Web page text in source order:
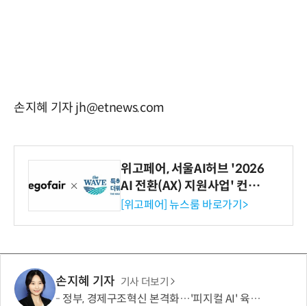
손지혜 기자 jh@etnews.com
위고페어, 서울AI허브 '2026
AI 전환(AX) 지원사업' 컨소
시엄 선정
[위고페어] 뉴스룸 바로가기>
손지혜 기자 기사 더보기
정부, 경제구조혁신 본격화…'피지컬 AI' 육성·국가자산 관리체계 개편